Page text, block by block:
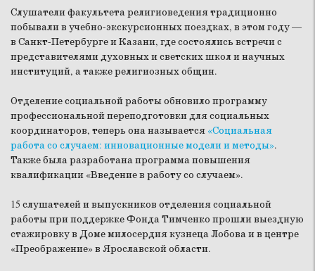
Слушатели факультета религиоведения традиционно
побывали в учебно-экскурсионных поездках, в этом году —
в Санкт-Петербурге и Казани, где состоялись встречи с
представителями духовных и светских школ и научных
институций, а также религиозных общин.
Отделение социальной работы обновило программу
профессиональной переподготовки для социальных
координаторов, теперь она называется «Социальная
работа со случаем: инновационные модели и методы».
Также была разработана программа повышения
квалификации «Введение в работу со случаем».
15 слушателей и выпускников отделения социальной
работы при поддержке Фонда Тимченко прошли выездную
стажировку в Доме милосердия кузнеца Лобова и в центре
«Преображение» в Ярославской области.